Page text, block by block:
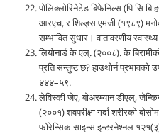
पोलिक्लोरिनेटेड बिफेनिल्स (पि सि
आरएच, र शिल्ड्स एमजी (१९८९)
सम्भावित सुधार। वातावरणीय
लियोनार्ड के एल्. (२००८). के
प्रति सन्तुष्ट छ? हाउथोर्न
४४४–५९.
लेविस्की जेए, बोअरम्यान डीएल्,
(२००१) शवपरीक्षा गर्दा शरीरको
फोरेन्सिक साइन्स इन्टरनेश्नल